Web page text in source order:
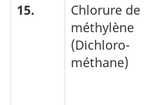
15.
Chlorure de
méthylène
(Dichloro-
méthane)